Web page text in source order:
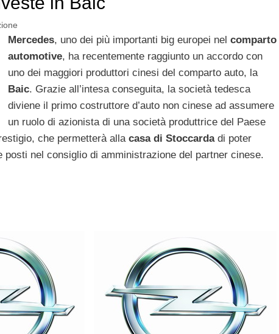
Mercedes, uno dei più importanti big europei nel comparto
automotive, ha recentemente raggiunto un accordo con
uno dei maggiori produttori cinesi del comparto auto, la
Baic. Grazie all’intesa conseguita, la società tedesca
diviene il primo costruttore d’auto non cinese ad assumere
un ruolo di azionista di una società produttrice del Paese
che permetterà alla casa di Stoccardadi poter
posti nel consiglio di amministrazione del partner cinese.